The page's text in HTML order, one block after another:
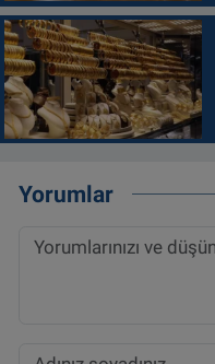
Yorumlar